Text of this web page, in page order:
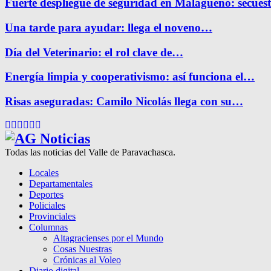
Fuerte despliegue de seguridad en Malagueño:
Una tarde para ayudar: llega el noveno…
Día del Veterinario: el rol clave de…
Energía limpia y cooperativismo: así funciona el…
Risas aseguradas: Camilo Nicolás llega con su…
Facebook
Twitter
Instagram
Pinterest
Google
Todas las noticias del Valle de Paravachasca.
Locales
Departamentales
Deportes
Policiales
Provinciales
Columnas
Altagracienses por el Mundo
Cosas Nuestras
Crónicas al Voleo